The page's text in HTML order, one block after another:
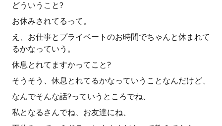
どういうこと?
お休みされてるって。
え、お仕事とプライベートのお時間でちゃんと休まれて
るかなっていう。
休息とれてますかってこと?
そうそう、休息とれてるかなっていうことなんだけど、
なんでそんな話?っていうところでね、
私となるさんでね、お友達にね、